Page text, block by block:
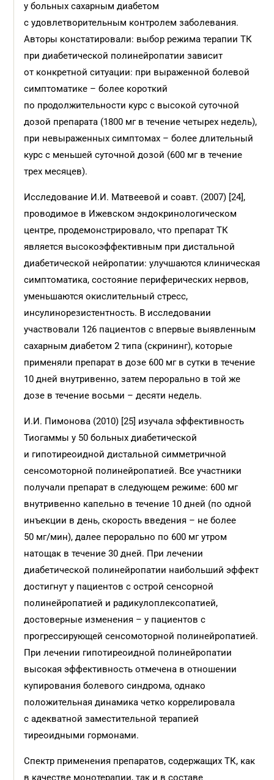
у больных сахарным диабетом
с удовлетворительным контролем заболевания.
Авторы констатировали: выбор режима терапии ТК
при диабетической полинейропатии зависит
от конкретной ситуации: при выраженной болевой
симптоматике – более короткий
по продолжительности курс с высокой суточной
дозой препарата (1800 мг в течение четырех недель),
при невыраженных симптомах – более длительный
курс с меньшей суточной дозой (600 мг в течение
трех месяцев).
Исследование И.И. Матвеевой и соавт. (2007) [24],
проводимое в Ижевском эндокринологическом
центре, продемонстрировало, что препарат ТК
является высокоэффективным при дистальной
диабетической нейропатии: улучшаются клиническая
симптоматика, состояние периферических нервов,
уменьшаются окислительный стресс,
инсулинорезистентность. В исследовании
участвовали 126 пациентов с впервые выявленным
сахарным диабетом 2 типа (скрининг), которые
применяли препарат в дозе 600 мг в сутки в течение
10 дней внутривенно, затем перорально в той же
дозе в течение восьми – десяти недель.
И.И. Пимонова (2010) [25] изучала эффективность
Тиогаммы у 50 больных диабетической
и гипотиреоидной дистальной симметричной
сенсомоторной полинейропатией. Все участники
получали препарат в следующем режиме: 600 мг
внутривенно капельно в течение 10 дней (по одной
инъекции в день, скорость введения – не более
50 мг/мин), далее перорально по 600 мг утром
натощак в течение 30 дней. При лечении
диабетической полинейропатии наибольший эффект
достигнут у пациентов с острой сенсорной
полинейропатией и радикулоплексопатией,
достоверные изменения – у пациентов с
прогрессирующей сенсомоторной полинейропатией.
При лечении гипотиреоидной полинейропатии
высокая эффективность отмечена в отношении
купирования болевого синдрома, однако
положительная динамика четко коррелировала
с адекватной заместительной терапией
тиреоидными гормонами.
Спектр применения препаратов, содержащих ТК, как
в качестве монотерапии, так и в составе